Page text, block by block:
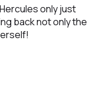
only just
back not only the